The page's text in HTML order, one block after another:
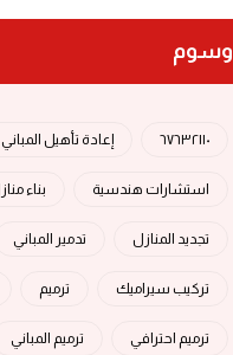
وسوم
٦٧٦٣٢١١٠ إعادة تأهيل المباني
استشارات هندسية بناء
تجديد المنازل تدمير المباني
تركيب سيراميك ترميم
ترميم احترافي ترميم المباني